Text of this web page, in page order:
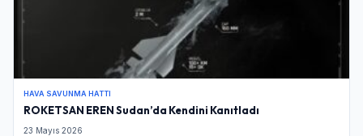
HAVA SAVUNMA HATTI
ROKETSAN EREN Sudan’da Kendini Kanıtladı
23 Mayıs 2026